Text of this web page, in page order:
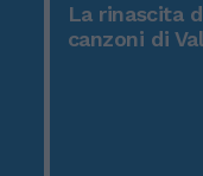
La rinascita
canzoni di